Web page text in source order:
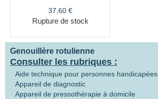
Genouillère rotulienne
Consulter les rubriques :
Aide technique pour personnes handicapées
Appareil de diagnostic
Appareil de pressothérapie à domicile
basé sur
notations
37,60 €
Rupture de stock